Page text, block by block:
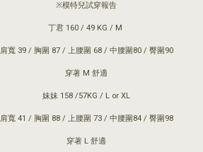
※模特兒試穿報告
丁君 160 / 49 KG / M
肩寬 39 / 胸圍 87 / 上腰圍 68 / 中腰圍80 / 臀圍90
穿著 M 舒適
妹妹 158 /57KG / L or XL
肩寬 41 / 胸圍 88 / 上腰圍 73 / 中腰圍84 / 臀圍98
穿著 L 舒適